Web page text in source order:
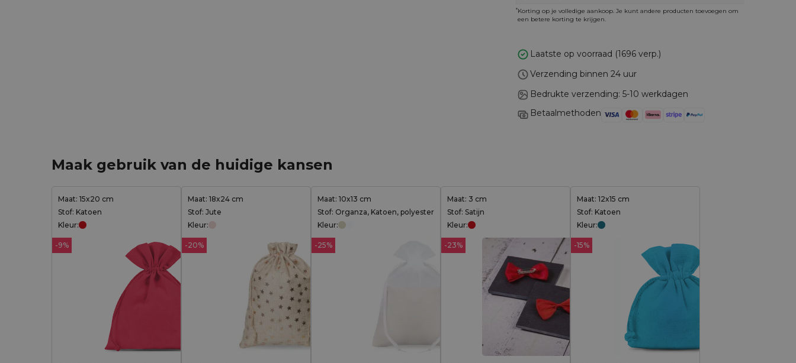
*Korting op je volledige aankoop. Je kunt andere producten toevoegen om
een betere korting te krijgen.
Laatste op voorraad (1696 verp.)
Verzending binnen 24 uur
Bedrukte verzending: 5-10 werkdagen
Betaalmethoden
Maak gebruik van de huidige kansen
Maat: 15x20 cm
Stof: Katoen
Kleur:
-9%
Maat: 18x24 cm
Stof: Jute
Kleur:
-20%
Maat: 10x13 cm
Stof: Organza, Katoen, polyester
Kleur:
-25%
Maat: 3 cm
Stof: Satijn
Kleur:
-23%
Maat: 12x15 cm
Stof: Katoen
Kleur:
-15%